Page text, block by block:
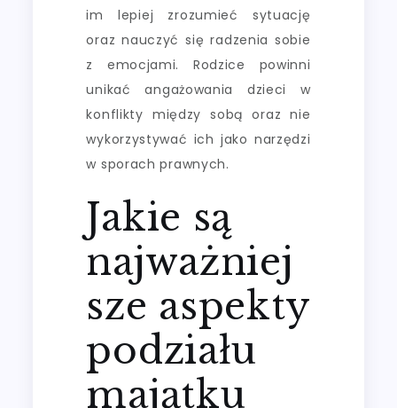
im lepiej zrozumieć sytuację
oraz nauczyć się radzenia sobie
z emocjami. Rodzice powinni
unikać angażowania dzieci w
konflikty między sobą oraz nie
wykorzystywać ich jako narzędzi
w sporach prawnych.
Jakie są
najważniej
sze aspekty
podziału
majątku